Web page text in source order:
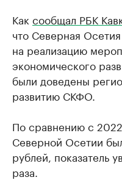
Как сообщал РБК
что Северная
на реализацию
экономического
были доведены
развитию СКФО.
По сравнению с
Северной Осетии
рублей, показатель
раза.